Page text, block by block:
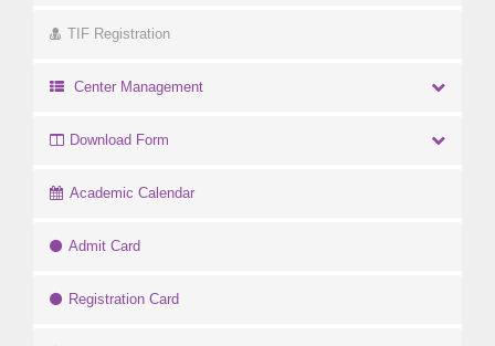
TIF Registration
Center Management
Download Form
Academic Calendar
Admit Card
Registration Card